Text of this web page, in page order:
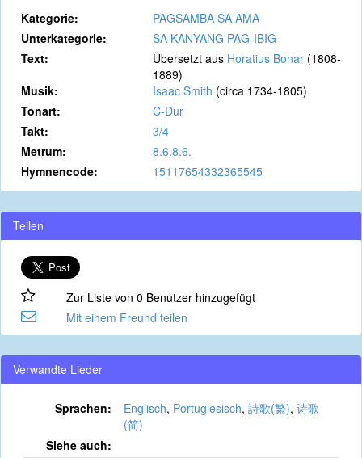
Kategorie:
PAGSAMBA SA AMA
Unterkategorie:
SA KANYANG PAG-IBIG
Text:
Übersetzt aus Horatius Bonar (1808-
1889)
Musik:
Isaac Smith (circa 1734-1805)
Tonart:
C-Dur
Takt:
3/4
Metrum:
8.6.8.6.
Hymnencode:
15117654332365545
Teilen
Zur Liste von 0 Benutzer hinzugefügt
Mit einem Freund teilen
Verwandte Lieder
Sprachen: Englisch, Portugiesisch, 詩歌(繁), 诗歌
(简)
Siehe auch: